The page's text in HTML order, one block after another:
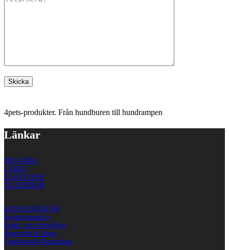
4pets-produkter. Från hundburen till hundrampen
Länkar
PRO NOIR
CAREE
EASYSTEPS
TILLBEHÖR
KONFIGURATOR
Integritetspolicy
Frakt- och köpvillkor
Ångerrätt & Retur
Upphovsrätt/Varumärke